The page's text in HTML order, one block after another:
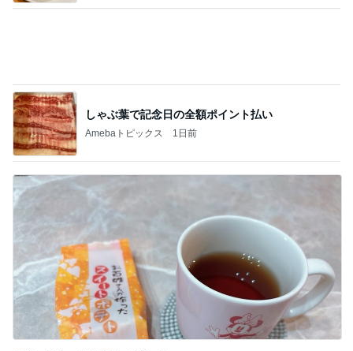
しゃぶ葉で記念日の全額ポイント払い
Amebaトピックス 1日前